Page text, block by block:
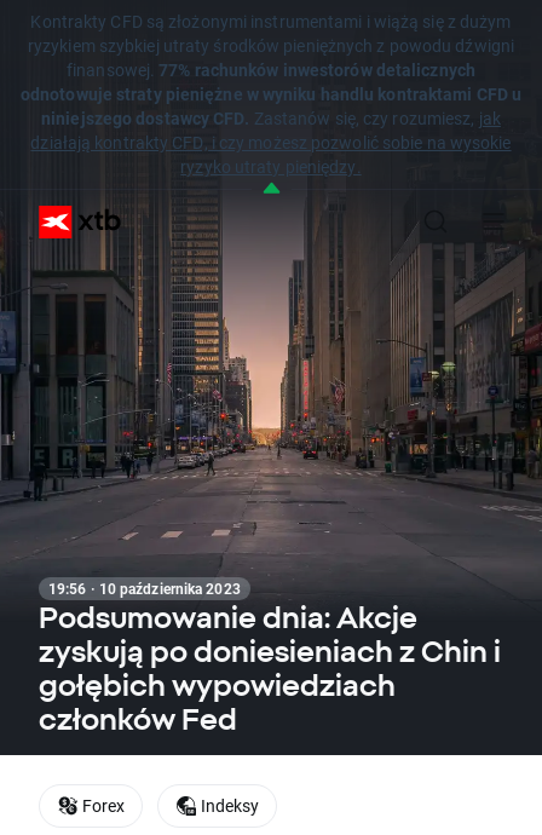
Kontrakty CFD są złożonymi instrumentami i wiążą się z dużym
ryzykiem szybkiej utraty środków pieniężnych z powodu dźwigni
finansowej.77% rachunków inwestorów detalicznych
odnotowuje straty pieniężne w wyniku handlu kontraktami CFD u
niniejszego dostawcy CFD. Zastanów się, czy rozumiesz, jak
działają kontrakty CFD, i czy możesz pozwolić sobie na wysokie
ryzyko utraty pieniędzy.
19:56 · 10 października 2023
Podsumowanie dnia: Akcje
zyskują po doniesieniach z Chin i
gołębich wypowiedziach
członków Fed
Forex Indeksy